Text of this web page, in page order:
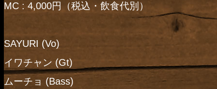
MC : 4,000円（税込・飲食代別）
SAYURI (Vo)
イワチャン (Gt)
ムーチョ (Bass)